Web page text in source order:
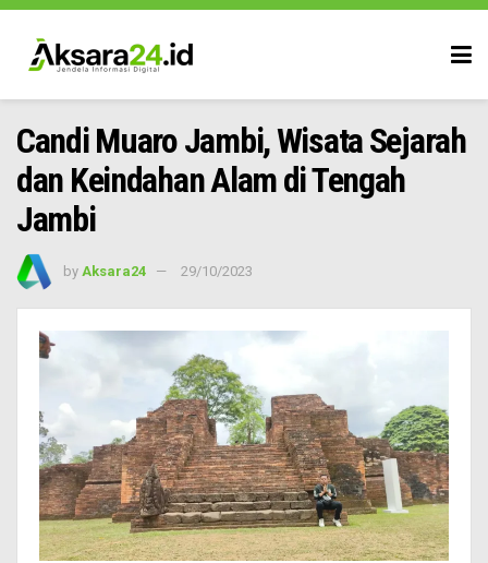
Candi Muaro Jambi, Wisata Sejarah
dan Keindahan Alam di Tengah
Jambi
by Aksara24 29/10/2023